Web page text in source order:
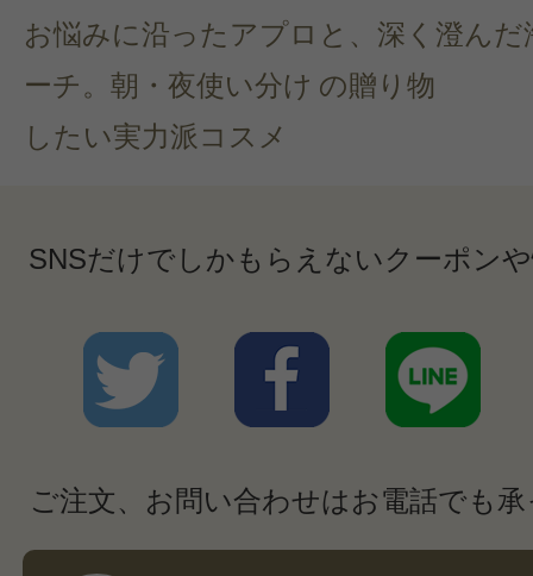
お悩みに沿ったアプロ
ーチ。朝・夜使い分け
したい実力派コスメ
と、深く澄んだ
の贈り物
SNSだけでしかもらえないクーポン
ご注文、お問い合わせはお電話でも